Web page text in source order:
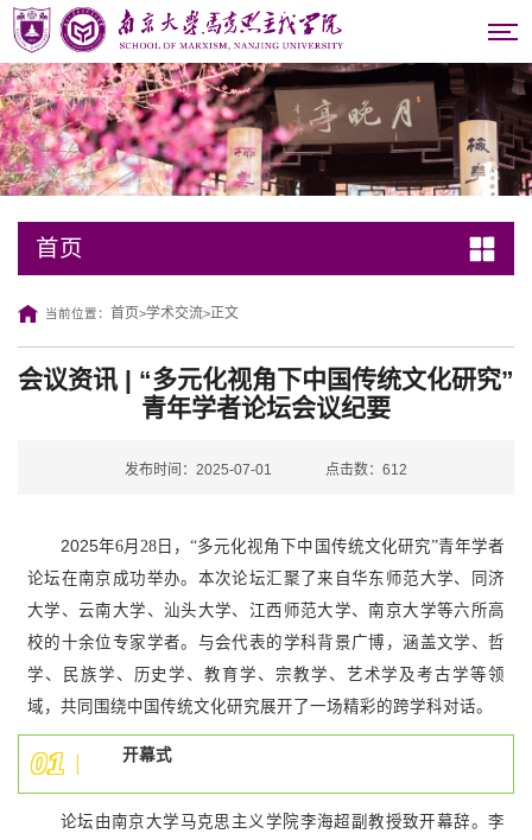
首页
当前位置： 首页>学术交流>正文
会议资讯 | “多元化视角下中国传统文化研究”
青年学者论坛会议纪要
发布时间：2025-07-01 点击数： 612
2025年6月28日，“多元化视角下中国传统文化研究”青年学者
论坛在南京成功举办。本次论坛汇聚了来自华东师范大学、同济
大学、云南大学、汕头大学、江西师范大学、南京大学等六所高
校的十余位专家学者。与会代表的学科背景广博，涵盖文学、哲
学、民族学、历史学、教育学、宗教学、艺术学及考古学等领
域，共同围绕中国传统文化研究展开了一场精彩的跨学科对话。
01 开幕式
论坛由南京大学马克思主义学院李海超副教授致开幕辞。李